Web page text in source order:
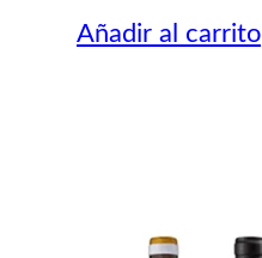
Añadir al carrito